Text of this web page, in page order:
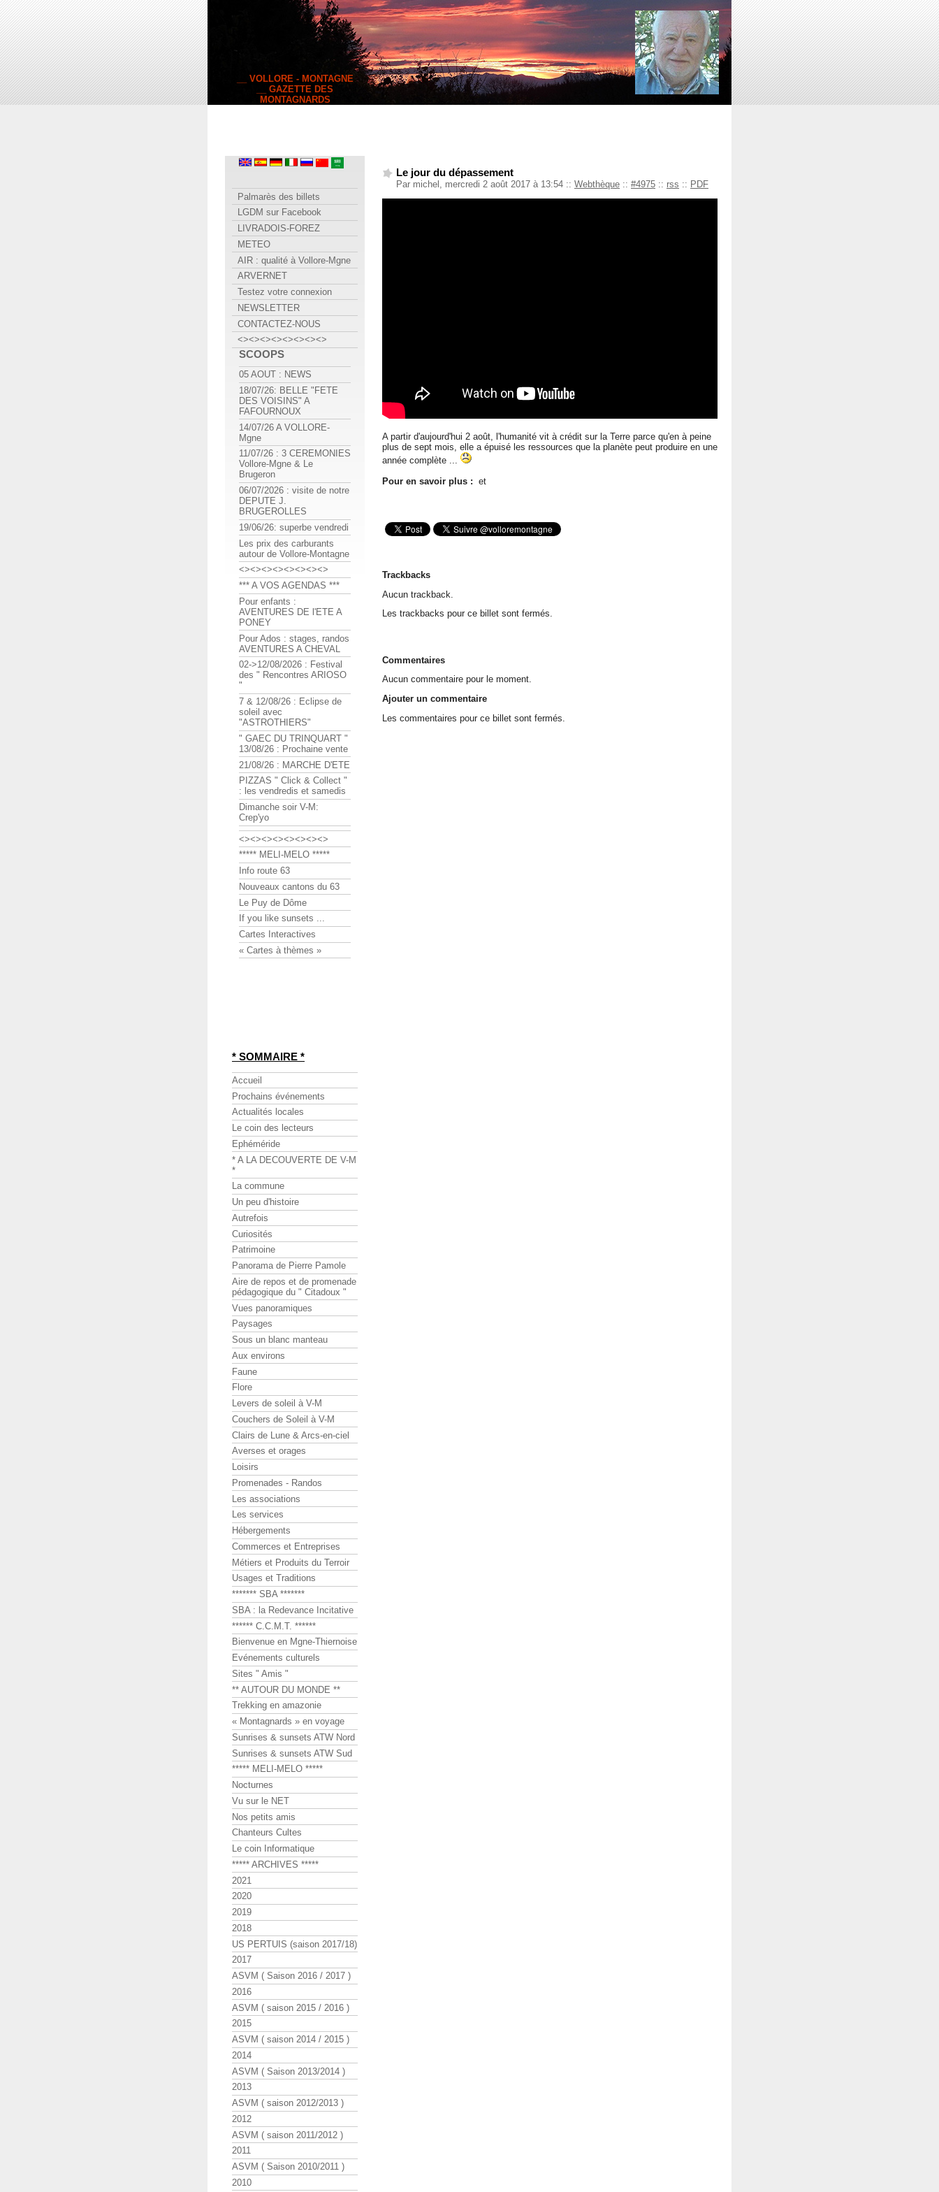
__ VOLLORE - MONTAGNE
__ GAZETTE DES
MONTAGNARDS
Le jour du dépassement
Par michel, mercredi 2 août 2017 à 13:54 :: Webthèque :: #4975 :: rss :: PDF
A partir d'aujourd'hui 2 août, l'humanité vit à crédit sur la Terre parce qu'en à peine
plus de sept mois, elle a épuisé les ressources que la planète peut produire en une
année complète ...
Pour en savoir plus : et
Trackbacks
Aucun trackback.
Les trackbacks pour ce billet sont fermés.
Commentaires
Aucun commentaire pour le moment.
Ajouter un commentaire
Les commentaires pour ce billet sont fermés.
Palmarès des billets
LGDM sur Facebook
LIVRADOIS-FOREZ
METEO
AIR : qualité à Vollore-Mgne
ARVERNET
Testez votre connexion
NEWSLETTER
CONTACTEZ-NOUS
<><><><><><><><>
SCOOPS
05 AOUT : NEWS
18/07/26: BELLE "FETE
DES VOISINS" A
FAFOURNOUX
14/07/26 A VOLLORE-
Mgne
11/07/26 : 3 CEREMONIES
Vollore-Mgne & Le
Brugeron
06/07/2026 : visite de notre
DEPUTE J.
BRUGEROLLES
19/06/26: superbe vendredi
Les prix des carburants
autour de Vollore-Montagne
<><><><><><><><>
*** A VOS AGENDAS ***
Pour enfants :
AVENTURES DE l'ETE A
PONEY
Pour Ados : stages, randos
AVENTURES A CHEVAL
02->12/08/2026 : Festival
des " Rencontres ARIOSO
"
7 & 12/08/26 : Eclipse de
soleil avec
"ASTROTHIERS"
" GAEC DU TRINQUART "
13/08/26 : Prochaine vente
21/08/26 : MARCHE D'ETE
PIZZAS " Click & Collect "
: les vendredis et samedis
Dimanche soir V-M:
Crep'yo
<><><><><><><><>
***** MELI-MELO *****
Info route 63
Nouveaux cantons du 63
Le Puy de Dôme
If you like sunsets ...
Cartes Interactives
« Cartes à thèmes »
* SOMMAIRE *
Accueil
Prochains événements
Actualités locales
Le coin des lecteurs
Ephéméride
* A LA DECOUVERTE DE V-M
*
La commune
Un peu d'histoire
Autrefois
Curiosités
Patrimoine
Panorama de Pierre Pamole
Aire de repos et de promenade
pédagogique du " Citadoux "
Vues panoramiques
Paysages
Sous un blanc manteau
Aux environs
Faune
Flore
Levers de soleil à V-M
Couchers de Soleil à V-M
Clairs de Lune & Arcs-en-ciel
Averses et orages
Loisirs
Promenades - Randos
Les associations
Les services
Hébergements
Commerces et Entreprises
Métiers et Produits du Terroir
Usages et Traditions
******* SBA *******
SBA : la Redevance Incitative
****** C.C.M.T. ******
Bienvenue en Mgne-Thiernoise
Evénements culturels
Sites " Amis "
** AUTOUR DU MONDE **
Trekking en amazonie
« Montagnards » en voyage
Sunrises & sunsets ATW Nord
Sunrises & sunsets ATW Sud
***** MELI-MELO *****
Nocturnes
Vu sur le NET
Nos petits amis
Chanteurs Cultes
Le coin Informatique
***** ARCHIVES *****
2021
2020
2019
2018
US PERTUIS (saison 2017/18)
2017
ASVM ( Saison 2016 / 2017 )
2016
ASVM ( saison 2015 / 2016 )
2015
ASVM ( saison 2014 / 2015 )
2014
ASVM ( Saison 2013/2014 )
2013
ASVM ( saison 2012/2013 )
2012
ASVM ( saison 2011/2012 )
2011
ASVM ( Saison 2010/2011 )
2010